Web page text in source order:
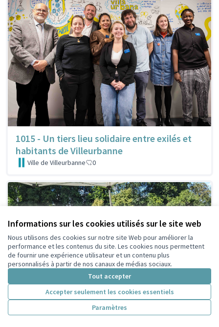
Informations sur les cookies utilisés sur le site web
Nous utilisons des cookies sur notre site Web pour améliorer la
performance et les contenus du site. Les cookies nous permettent
de fournir une expérience utilisateur et un contenu plus
personnalisés à partir de nos canaux de médias sociaux.
Tout accepter
Accepter seulement les cookies essentiels
Paramètres
1015 - Un tiers lieu solidaire entre exilés et
habitants de Villeurbanne
Ville de Villeurbanne 0